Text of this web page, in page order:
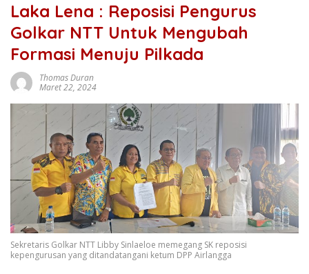
Laka Lena : Reposisi Pengurus
Golkar NTT Untuk Mengubah
Formasi Menuju Pilkada
Thomas Duran
Maret 22, 2024
Sekretaris Golkar NTT Libby Sinlaeloe memegang SK reposisi
kepengurusan yang ditandatangani ketum DPP Airlangga